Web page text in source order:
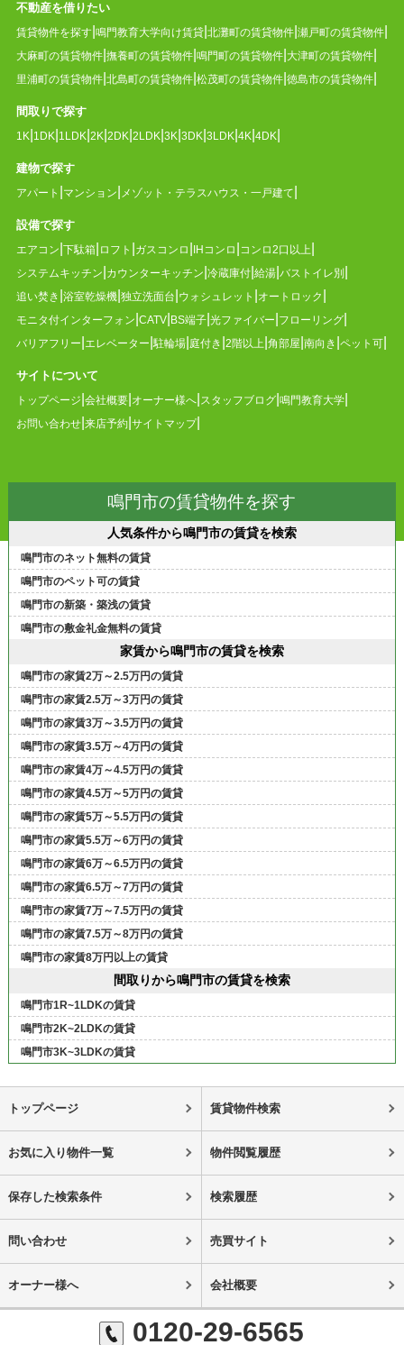
不動産を借りたい
賃貸物件を探す 鳴門教育大学向け賃貸 北灘町の賃貸物件 瀬戸町の賃貸物件
大麻町の賃貸物件 撫養町の賃貸物件 鳴門町の賃貸物件 大津町の賃貸物件
里浦町の賃貸物件 北島町の賃貸物件 松茂町の賃貸物件 徳島市の賃貸物件
間取りで探す
1K 1DK 1LDK 2K 2DK 2LDK 3K 3DK 3LDK 4K 4DK
建物で探す
アパート マンション メゾット・テラスハウス・一戸建て
設備で探す
エアコン 下駄箱 ロフト ガスコンロ IHコンロ コンロ2口以上
システムキッチン カウンターキッチン 冷蔵庫付 給湯 バストイレ別
追い焚き 浴室乾燥機 独立洗面台 ウォシュレット オートロック
モニタ付インターフォン CATV BS端子 光ファイバー フローリング
バリアフリー エレベーター 駐輪場 庭付き 2階以上 角部屋 南向き ペット可
サイトについて
トップページ 会社概要 オーナー様へ スタッフブログ 鳴門教育大学
お問い合わせ 来店予約 サイトマップ
鳴門市の賃貸物件を探す
人気条件から鳴門市の賃貸を検索
鳴門市のネット無料の賃貸
鳴門市のペット可の賃貸
鳴門市の新築・築浅の賃貸
鳴門市の敷金礼金無料の賃貸
家賃から鳴門市の賃貸を検索
鳴門市の家賃2万～2.5万円の賃貸
鳴門市の家賃2.5万～3万円の賃貸
鳴門市の家賃3万～3.5万円の賃貸
鳴門市の家賃3.5万～4万円の賃貸
鳴門市の家賃4万～4.5万円の賃貸
鳴門市の家賃4.5万～5万円の賃貸
鳴門市の家賃5万～5.5万円の賃貸
鳴門市の家賃5.5万～6万円の賃貸
鳴門市の家賃6万～6.5万円の賃貸
鳴門市の家賃6.5万～7万円の賃貸
鳴門市の家賃7万～7.5万円の賃貸
鳴門市の家賃7.5万～8万円の賃貸
鳴門市の家賃8万円以上の賃貸
間取りから鳴門市の賃貸を検索
鳴門市1R~1LDKの賃貸
鳴門市2K~2LDKの賃貸
鳴門市3K~3LDKの賃貸
トップページ 賃貸物件検索
お気に入り物件一覧 物件閲覧履歴
保存した検索条件 検索履歴
問い合わせ 売買サイト
オーナー様へ 会社概要
0120-29-6565